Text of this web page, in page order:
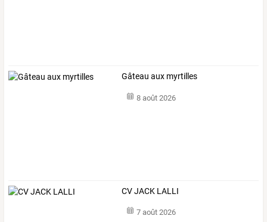
Gâteau aux myrtilles
8 août 2026
CV JACK LALLI
7 août 2026